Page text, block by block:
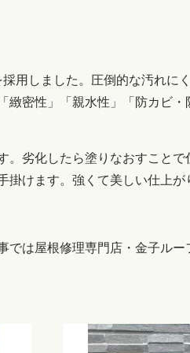
採用しました。圧倒的な汚れに
緻密性」「親水性」「防カビ
劣化したら塗りなおすことで
けます。強くて美しい仕上が
は屋根修理専門店・金子ルー